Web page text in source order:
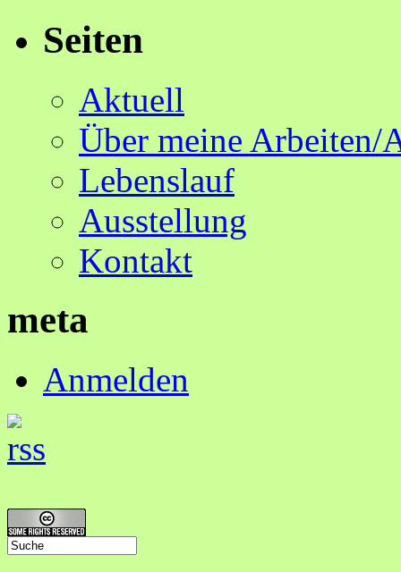
Seiten
Aktuell
Über meine Arbeiten/
Lebenslauf
Ausstellung
Kontakt
meta
Anmelden